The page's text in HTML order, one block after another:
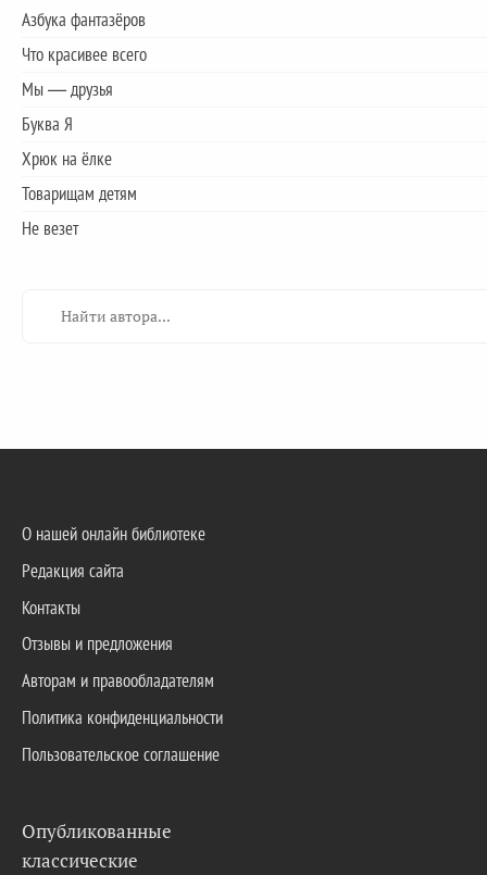
Азбука фантазёров
Что красивее всего
Мы — друзья
Буква Я
Хрюк на ёлке
Товарищам детям
Не везет
О нашей онлайн библиотеке
Редакция сайта
Контакты
Отзывы и предложения
Авторам и правообладателям
Политика конфиденциальности
Пользовательское соглашение
Опубликованные
классические